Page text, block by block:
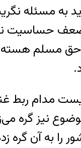
به مسئله
ضعف
«حق مسلم
مدام ربط
نیز گره
به آن گره